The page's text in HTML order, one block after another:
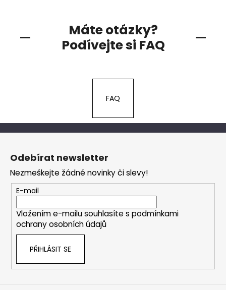
Máte otázky?
Podívejte si FAQ
FAQ
Z
Odebírat newsletter
Nezmeškejte žádné novinky či slevy!
E-mail
Vložením e-mailu souhlasíte s podmínkami
ochrany osobních údajů
PŘIHLÁSIT SE